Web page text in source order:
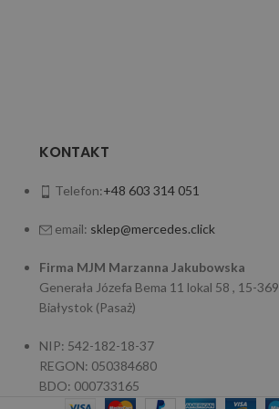
KONTAKT
Telefon:+48 603 314 051
email: sklep@mercedes.click
Firma MJM Marzanna Jakubowska
Generała Józefa Bema 11 lokal 58 , 15-369
Białystok (Pasaż)
NIP: 542-182-18-37
REGON: 050384680
BDO: 000733165